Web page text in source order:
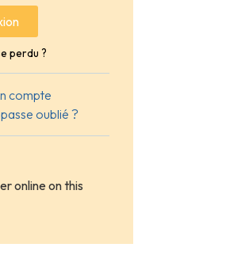
perdu ?
compte
oublié ?
online on this